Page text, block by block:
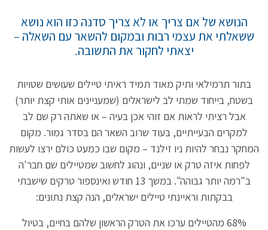
הנושא של אם צריך או לא צריך סדנה כזו הוא נושא
ששאלתי את עצמי רבות ובמקום להשאר עם השאלה –
יצאתי לחקור את התשובה.
בתור תרמילאי ותיק מאוד תמיד ראיתי טיילים שעושים שטויות
בשטח, בייחוד שמתי לב לישראלים (שמעניינים אותי קצת יותר)
אבל רציתי לראות אם זוהי אכן בעיה – או שאתה רק שם לב
למקרים הבעייתיים, בעוד שרוב השאר הם בסדר גמור. מקום
המחקר נבחר להיות ניו זילנד – מקום שבו כמעט כולם ירצו לעשות
לפחות איזה טרק או שניים, ונהוג לחשוב שמטיילים שם חבר'ה
ב"רמה יותר גבוהה". במשך 13 חודש ואינספור טרקים שישבתי
בבקתות וראיינתי טיילים ישראלים, הנה קצת נתונים:
68% מהטיילים ערכו את הטרק הראשון שלהם בחיים, בטיול